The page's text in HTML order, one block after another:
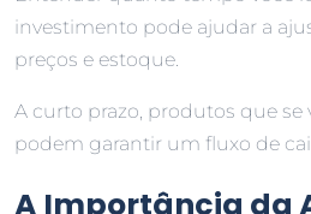
investimento pode ajudar a
preços e estoque.
A curto prazo, produtos que
podem garantir um fluxo de
A Importância da